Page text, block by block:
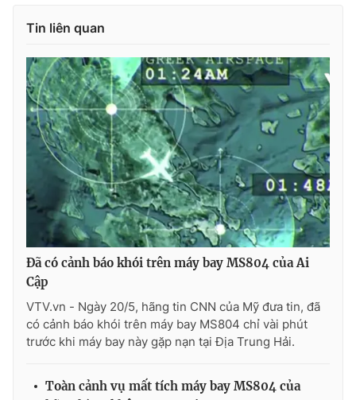
Liên hệ tòa soạn
THỜI BÁO VTV
Theo dõi báo trên
Cơ quan chủ quản: Đài Truyền hình Việt Nam
Cơ quan báo chí:Thời báo VTV
Giấy phép hoạt động báo in và báo điện tử số 483/GP-BTTTT
cấp ngày 29/12/2023
Tổng Biên tập:Vũ Thanh Thủy
Phó Tổng Biên tập:Nguyễn Thị Mỹ Hạnh, Phạm Quốc Thắng,
Tổng đài VTV:024.38 355 931 - 024.38 355 932
Tin liên quan
Đã có cảnh báo khói trên máy bay MS804 của Ai
Cập
VTV.vn - Ngày 20/5, hãng tin CNN của Mỹ đưa tin, đã
có cảnh báo khói trên máy bay MS804 chỉ vài phút
trước khi máy bay này gặp nạn tại Địa Trung Hải.
Toàn cảnh vụ mất tích máy bay MS804 của